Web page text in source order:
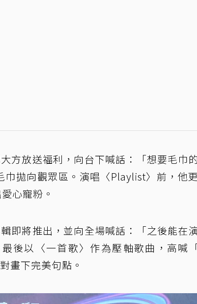
方放送福利，向台下喊話：「想要毛巾
拋向觀眾區。演唱〈Playlist〉前，他
心寵粉。
即將推出，並向全場喊話：「之後能在
後以〈一首歌〉作為壓軸歌曲，高喊
畫下完美句點。